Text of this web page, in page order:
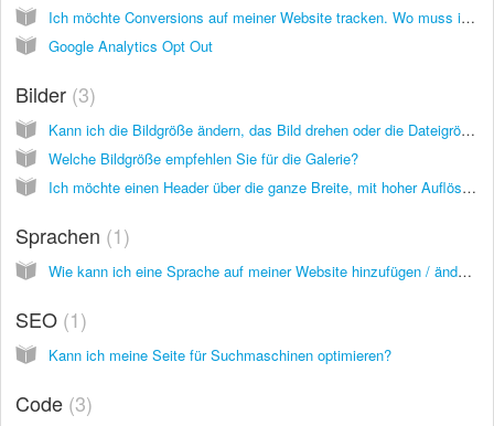
Ich möchte Conversions auf meiner Website tracken. Wo muss ich den Tracking Code von Google AdWords eingeben?
Google Analytics Opt Out
Bilder 3
Kann ich die Bildgröße ändern, das Bild drehen oder die Dateigröße direkt in inCMS ändern?
Welche Bildgröße empfehlen Sie für die Galerie?
Ich möchte einen Header über die ganze Breite, mit hoher Auflösung, ohne Zuschneiden. Was ist die beste Größe?
Sprachen 1
Wie kann ich eine Sprache auf meiner Website hinzufügen / ändern?
SEO 1
Kann ich meine Seite für Suchmaschinen optimieren?
Code 3